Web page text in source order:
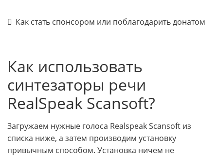
Как стать спонсором или поблагодарить донатом
Как использовать
синтезаторы речи
RealSpeak Scansoft?
Загружаем нужные голоса Realspeak Scansoft из
списка ниже, а затем производим установку
привычным способом. Установка ничем не